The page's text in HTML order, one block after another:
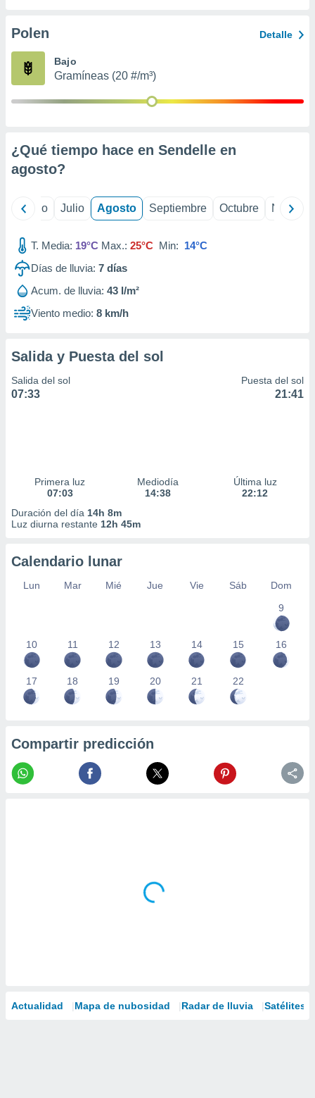
e
mediante
de
1199
Polen Detalle
Bajo
Gramíneas (20 #/m³)
¿Qué tiempo hace en Sendelle en
agosto?
Junio Julio Agosto Septiembre Octubre
T. Media: 19°C Max.: 25°C Min: 14°C
Días de lluvia: 7 días
Acum. de lluvia: 43 l/m²
Viento medio: 8 km/h
Salida y Puesta del sol
Salida del sol
07:33
Puesta del sol
21:41
Primera luz
07:03
Mediodía
14:38
Última luz
22:12
Duración del día 14h 8m
Luz diurna restante 12h 45m
Calendario lunar
Lun Mar Mié Jue Vie Sáb
Dom
9
10 11 12 13 14 15 16
17 18 19 20 21 22
Compartir predicción
Actualidad Mapa de nubosidad Radar de lluvia Satélites